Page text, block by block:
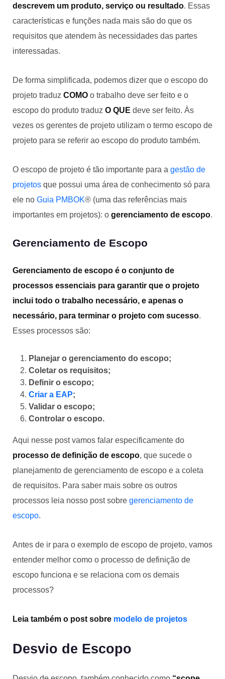
descrevem um produto, serviço ou resultado. Essas
características e funções nada mais são do que os
requisitos que atendem às necessidades das partes
interessadas.
De forma simplificada, podemos dizer que o escopo do
projeto traduz COMO o trabalho deve ser feito e o
escopo do produto traduz O QUE deve ser feito. Às
vezes os gerentes de projeto utilizam o termo escopo de
projeto para se referir ao escopo do produto também.
O escopo de projeto é tão importante para a gestão de
projetos que possui uma área de conhecimento só para
ele no Guia PMBOK® (uma das referências mais
importantes em projetos): o gerenciamento de escopo.
Gerenciamento de Escopo
Gerenciamento de escopo é o conjunto de
processos essenciais para garantir que o projeto
inclui todo o trabalho necessário, e apenas o
necessário, para terminar o projeto com sucesso.
Esses processos são:
Planejar o gerenciamento do escopo;
Coletar os requisitos;
Definir o escopo;
Criar a EAP;
Validar o escopo;
Controlar o escopo.
Aqui nesse post vamos falar especificamente do
processo de definição de escopo, que sucede o
planejamento de gerenciamento de escopo e a coleta
de requisitos. Para saber mais sobre os outros
processos leia nosso post sobre gerenciamento de
escopo.
Antes de ir para o exemplo de escopo de projeto, vamos
entender melhor como o processo de definição de
escopo funciona e se relaciona com os demais
processos?
Leia também o post sobre modelo de projetos
Desvio de Escopo